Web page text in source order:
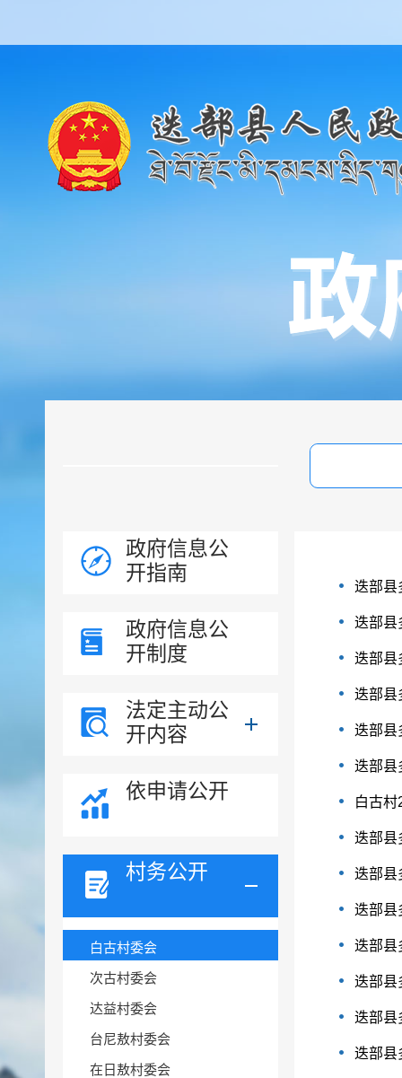
政府信息公
开指南
政府信息公
开制度
法定主动公
开内容
依申请公开
村务公开
白古村委会
次古村委会
达益村委会
台尼敖村委会
在日敖村委会
迭部县
迭部县
迭部县
迭部县
迭部县
迭部县
白古
迭部县
迭部县
迭部县
迭部县
迭部县
迭部县
迭部县